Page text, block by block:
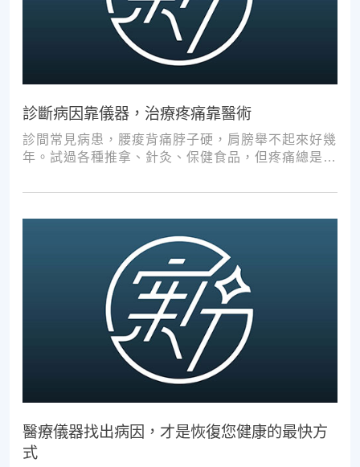
診斷病因靠儀器，治療疼痛靠醫術
診間常見病患，腰痠背痛脖子硬，肩膀舉不起來好幾
年。試過各種推拿、針灸、保健食品，但疼痛總是時
醫療儀器找出病因，才是恢復您健康的最快方
式